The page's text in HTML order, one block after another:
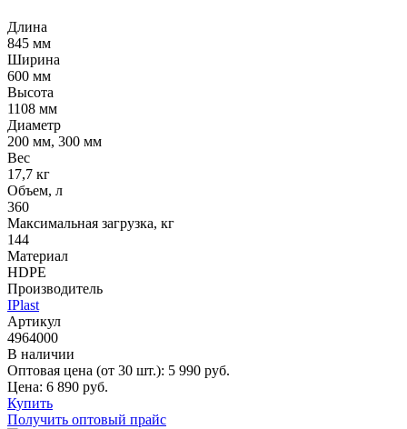
Длина
845 мм
Ширина
600 мм
Высота
1108 мм
Диаметр
200 мм, 300 мм
Вес
17,7 кг
Объем, л
360
Максимальная загрузка, кг
144
Материал
HDPE
Производитель
IPlast
Артикул
4964000
В наличии
Оптовая цена (от 30 шт.): 5 990 руб.
Цена: 6 890 руб.
Купить
Получить оптовый прайс